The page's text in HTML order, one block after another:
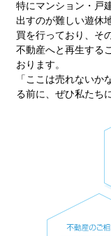
特にマンション・戸
出すのが難しい遊休
買を行っており、そ
不動産へと再生する
おります。
「ここは売れないか
る前に、ぜひ私たち